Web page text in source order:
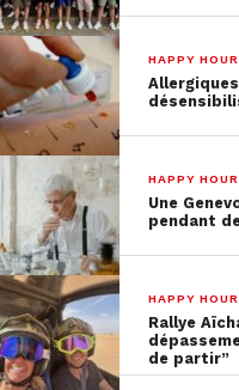
HAPPY
HAPPY
Une
pendant
HAPPY
Rallye
de partir”